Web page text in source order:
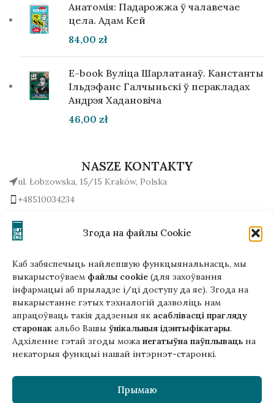
Згода на файлы Cookie
Каб забяспечыць найлепшую функцыянальнасць, мы
выкарыстоўваем файлы cookie (для захоўвання
інфармацыі аб прыладзе і/ці доступу да яе). Згода на
выкарыстанне гэтых тэхналогій дазволіць нам
апрацоўваць такія дадзеныя як асаблівасці прагляду
старонак альбо Вашы ўнікальныя ідэнтыфікатары.
Адхіленне гэтай згоды можа негатыўна паўплываць на
некаторыя функцыі нашай інтэрнэт-старонкі.
Прымаю
Гэтая версія сайта створана
ў рамках праекта ArtPower
з падтрымкай Еўрапейскага Саюзу
Анатомія: Падарожжа ў чалавечае
цела. Адам Кей
84,00 zł
E-book Вуліца Шарлатанаў. Канстанты
Ільдэфанс Галчыньскі ў перакладах
Андрэя Хадановіча
46,00 zł
NASZE KONTAKTY
ul. Łobzowska, 15/15 Kraków, Polska
+48510034234
Napisz do nas!